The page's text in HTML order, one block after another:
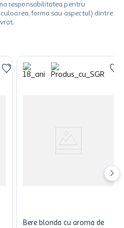
responsabilitatea pentru
forma sau aspectul) dintre
Bere blonda cu aroma de